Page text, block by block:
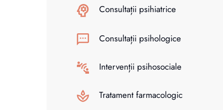
Consultații psihiatrice
Consultații psihologice
Intervenții psihosociale
Tratament farmacologic